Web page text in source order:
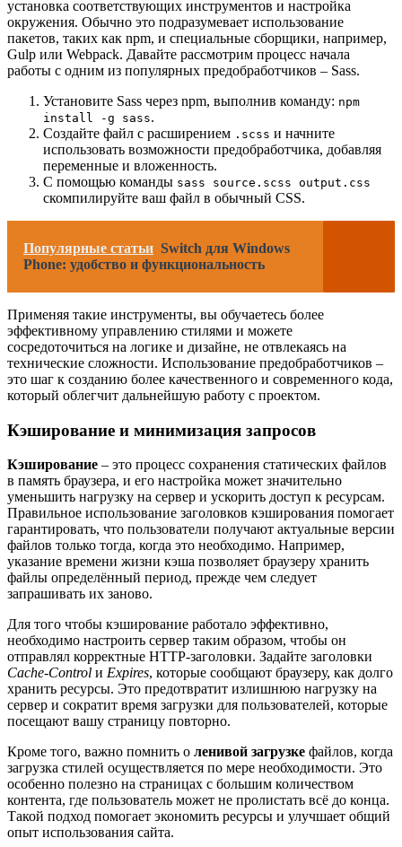
установка соответствующих инструментов и настройка
окружения. Обычно это подразумевает использование
пакетов, таких как npm, и специальные сборщики, например,
Gulp или Webpack. Давайте рассмотрим процесс начала
работы с одним из популярных предобработчиков – Sass.
Установите Sass через npm, выполнив команду: npm
install -g sass.
Создайте файл с расширением .scss и начните
использовать возможности предобработчика, добавляя
переменные и вложенность.
С помощью команды sass source.scss output.css
скомпилируйте ваш файл в обычный CSS.
Популярные статьи Switch для Windows
Phone: удобство и функциональность
Применяя такие инструменты, вы обучаетесь более
эффективному управлению стилями и можете
сосредоточиться на логике и дизайне, не отвлекаясь на
технические сложности. Использование предобработчиков –
это шаг к созданию более качественного и современного кода,
который облегчит дальнейшую работу с проектом.
Кэширование и минимизация запросов
Кэширование – это процесс сохранения статических файлов
в память браузера, и его настройка может значительно
уменьшить нагрузку на сервер и ускорить доступ к ресурсам.
Правильное использование заголовков кэширования помогает
гарантировать, что пользователи получают актуальные версии
файлов только тогда, когда это необходимо. Например,
указание времени жизни кэша позволяет браузеру хранить
файлы определённый период, прежде чем следует
запрашивать их заново.
Для того чтобы кэширование работало эффективно,
необходимо настроить сервер таким образом, чтобы он
отправлял корректные HTTP-заголовки. Задайте заголовки
Cache-Control и Expires, которые сообщают браузеру, как долго
хранить ресурсы. Это предотвратит излишнюю нагрузку на
сервер и сократит время загрузки для пользователей, которые
посещают вашу страницу повторно.
Кроме того, важно помнить о ленивой загрузке файлов, когда
загрузка стилей осуществляется по мере необходимости. Это
особенно полезно на страницах с большим количеством
контента, где пользователь может не пролистать всё до конца.
Такой подход помогает экономить ресурсы и улучшает общий
опыт использования сайта.